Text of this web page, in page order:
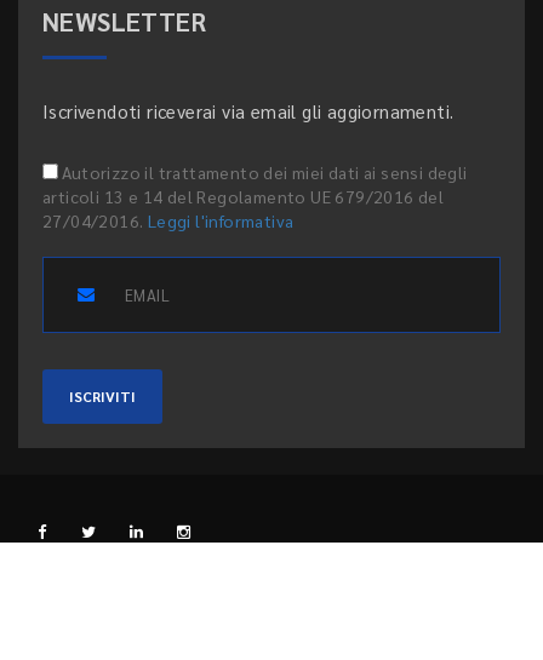
NEWSLETTER
Iscrivendoti riceverai via email gli aggiornamenti.
Autorizzo il trattamento dei miei dati ai sensi degli
articoli 13 e 14 del Regolamento UE 679/2016 del
27/04/2016. Leggi l'informativa
ISCRIVITI